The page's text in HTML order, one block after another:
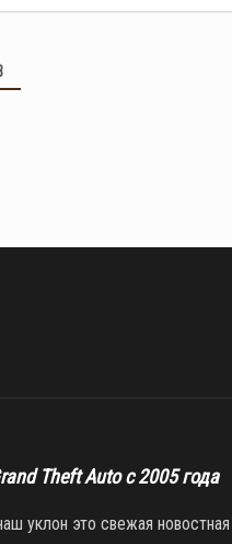
Theft Auto с 2005 года
уклон это свежая новостная